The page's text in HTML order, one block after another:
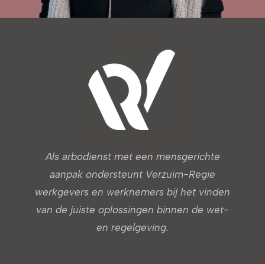
Als arbodienst met een mensgerichte
aanpak ondersteunt Verzuim-Regie
werkgevers en werknemers bij het vinden
van de juiste oplossingen binnen de wet-
en regelgeving.